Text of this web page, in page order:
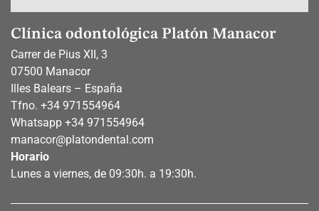
Clínica odontológica Platón Manacor
Carrer de Pius XII, 3
07500 Manacor
Illes Balears – España
Tfno. +34 971554964
Whatsapp +34 971554964
manacor@platondental.com
Horario
Lunes a viernes, de 09:30h. a 19:30h.